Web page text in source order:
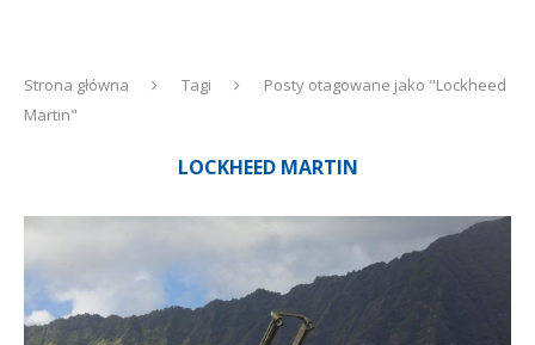
Strona główna Tagi
Posty otagowane jako "Lockheed
Martin"
LOCKHEED MARTIN